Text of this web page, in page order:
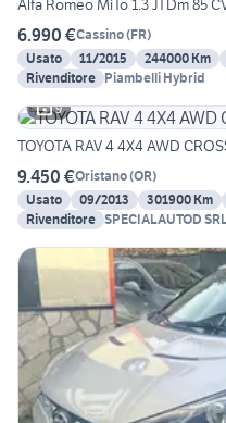
Alfa Romeo MiTo 1.3 JTDm 85
6.990 €Cassino(FR)
Usato
11/2015 244000 Km
Rivenditore Piambelli Hybrid
9
TOYOTA RAV 4 4X4 AWD
9.450 €Oristano(OR)
Usato
09/2013 301900 Km
Rivenditore SPECIALAUTOD